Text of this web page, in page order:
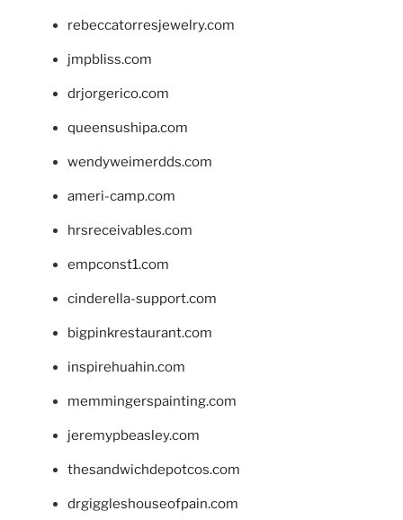
rebeccatorresjewelry.com
jmpbliss.com
drjorgerico.com
queensushipa.com
wendyweimerdds.com
ameri-camp.com
hrsreceivables.com
empconst1.com
cinderella-support.com
bigpinkrestaurant.com
inspirehuahin.com
memmingerspainting.com
jeremypbeasley.com
thesandwichdepotcos.com
drgiggleshouseofpain.com